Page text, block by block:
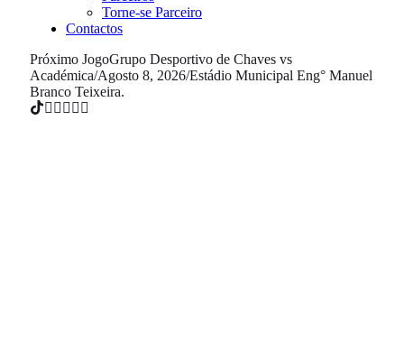
Torne-se Parceiro
Contactos
Próximo JogoGrupo Desportivo de Chaves vs
Académica/Agosto 8, 2026/Estádio Municipal Eng° Manuel
Branco Teixeira.